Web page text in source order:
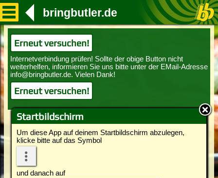
Startbildschirm
Um diese App auf deinem Startbildschirm abzulegen,
klicke bitte auf das Symbol
und danach auf
bringbutler.de
Erneut versuchen!
Erneut versuchen!